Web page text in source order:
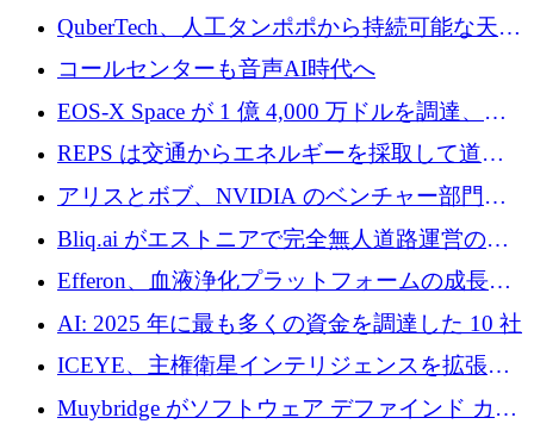
る: イノベーション リーダーが Nexus
Luxembourg 2026 に集まる理由
QuberTech、人工タンポポから持続可能な天然
ゴムを開発するために 340 万ポンドを調達
コールセンターも音声AI時代へ
EOS-X Space が 1 億 4,000 万ドルを調達、
Mistral が Emmi AI を買収、Bliq がエストニア
での完全無人道路運営を承認
REPS は交通からエネルギーを採取して道路
を発電所に変えるために 2,360 万ドルを調達
アリスとボブ、NVIDIA のベンチャー部門か
らの投資でシリーズ B を拡大
Bliq.ai がエストニアで完全無人道路運営の承
認を獲得
Efferon、血液浄化プラットフォームの成長に
250万ユーロを確保
AI: 2025 年に最も多くの資金を調達した 10 社
ICEYE、主権衛星インテリジェンスを拡張す
るために 3 億ユーロの信用枠を確保
Muybridge がソフトウェア デファインド カメ